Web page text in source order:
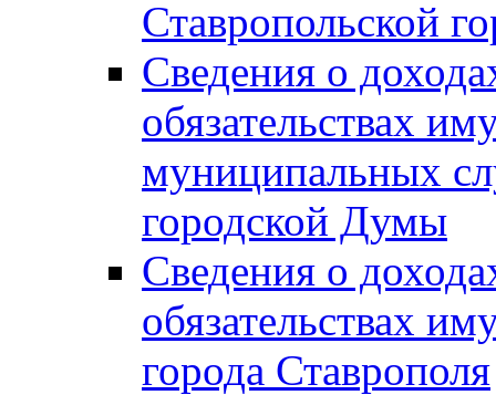
Ставропольской
Сведения о
обязательствах
муниципальных
городской Думы
Сведения о
обязательствах
города Ставрополя